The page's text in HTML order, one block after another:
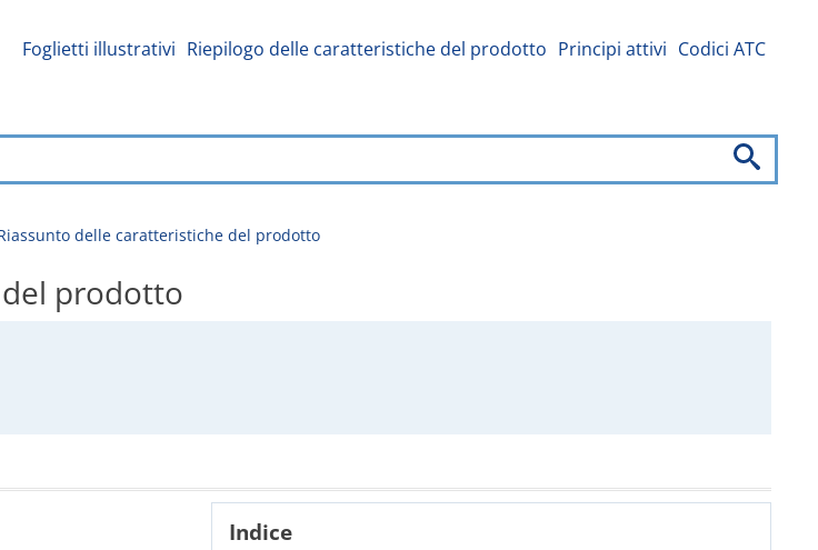
Foglietti illustrativi Riepilogo delle caratteristiche del prodotto Principi attivi Codici ATC
Riassunto delle caratteristiche del prodotto
del prodotto
Indice